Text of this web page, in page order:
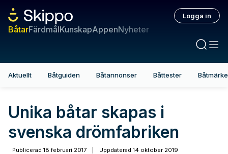
BåtarFärdmålKunskapAppenNyheter
Logga in
Aktuellt Båtguiden Båtannonser Båttester
Unika båtar skapas i
svenska drömfabriken
Publicerad 18 februari 2017 Uppdaterad 14 oktober 2019